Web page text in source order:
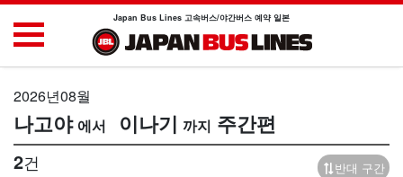
Japan Bus Lines 고속버스/야간버스 예약 일본
2026년08월
나고야 이나기 주간편
2건 반대 구간